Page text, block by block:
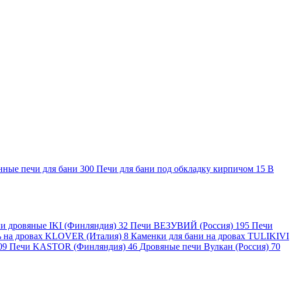
печи для бани 300 Печи для бани под обкладку кирпичом 15 В
дровяные IKI (Финляндия) 32 Печи ВЕЗУВИЙ (Россия) 195 Печи
на дровах KLOVER (Италия) 8 Каменки для бани на дровах TULIKIVI
Печи KASTOR (Финляндия) 46 Дровяные печи Вулкан (Россия) 70